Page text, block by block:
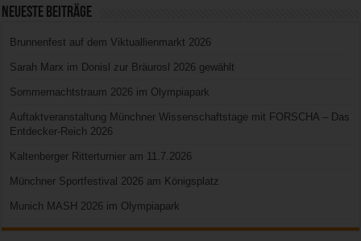
Neueste Beiträge
Brunnenfest auf dem Viktuallienmarkt 2026
Sarah Marx im Donisl zur Bräurosl 2026 gewählt
Sommernachtstraum 2026 im Olympiapark
Auftaktveranstaltung Münchner Wissenschaftstage mit FORSCHA – Das
Entdecker-Reich 2026
Kaltenberger Ritterturnier am 11.7.2026
Münchner Sportfestival 2026 am Königsplatz
Munich MASH 2026 im Olympiapark